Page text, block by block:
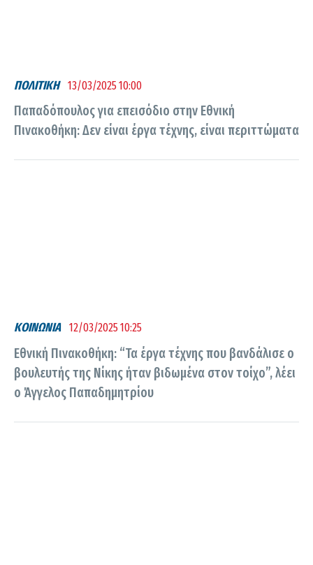
ΠΟΛΙΤΙΚΗ 13/03/2025 10:00
Παπαδόπουλος για επεισόδιο στην Εθνική
Πινακοθήκη: Δεν είναι έργα τέχνης, είναι περιττώματα
ΚΟΙΝΩΝΙΑ 12/03/2025 10:25
Εθνική Πινακοθήκη: “Τα έργα τέχνης που βανδάλισε ο
βουλευτής της Νίκης ήταν βιδωμένα στον τοίχο”, λέει
ο Άγγελος Παπαδημητρίου